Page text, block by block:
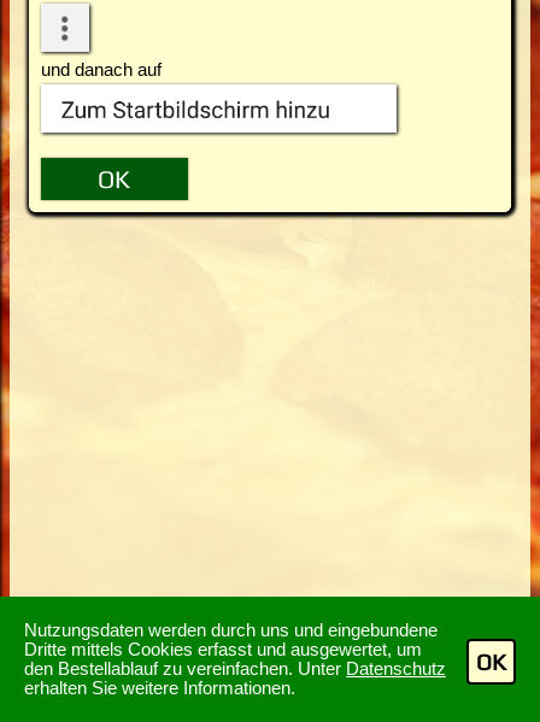
Nutzungsdaten werden durch uns und eingebundene
Dritte mittels Cookies erfasst und ausgewertet, um
den Bestellablauf zu vereinfachen. Unter Datenschutz
erhalten Sie weitere Informationen.
OK
und danach auf